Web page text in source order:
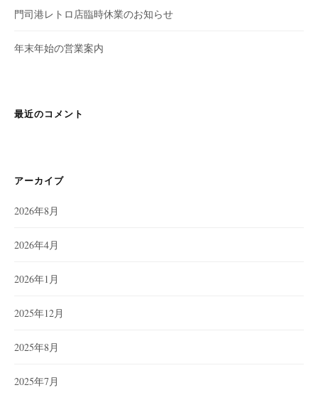
門司港レトロ店臨時休業のお知らせ
年末年始の営業案内
最近のコメント
アーカイブ
2026年8月
2026年4月
2026年1月
2025年12月
2025年8月
2025年7月